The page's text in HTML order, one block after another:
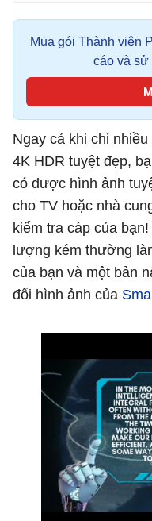
Mua gói Thành viên
cáo và sử
Ngay cả khi chi
4K HDR tuyệt đẹp,
có được hình ảnh
cho TV hoặc nhà
kiểm tra cáp của
lượng kém thường
của bạn và một bản
đổi hình ảnh của